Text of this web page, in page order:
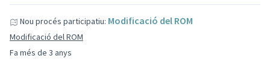
Fa més de 3 anys
Nou procés participatiu: Modificació del ROM
Modificació del ROM